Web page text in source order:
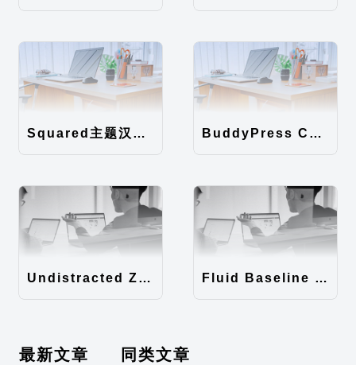
Squared主题汉化包 BuddyPress Colours主题汉化包
Undistracted Zen主题汉化包 Fluid Baseline Grid主题汉化包
最新文章 同类文章